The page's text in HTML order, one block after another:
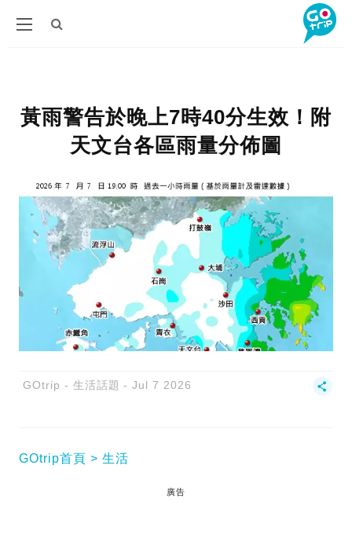
黃雨警告於晚上7時40分生效！附
天文台各區雨量分佈圖
GOtrip - 生活話題 Jul 7 2026
GOtrip首頁 生活
廣告